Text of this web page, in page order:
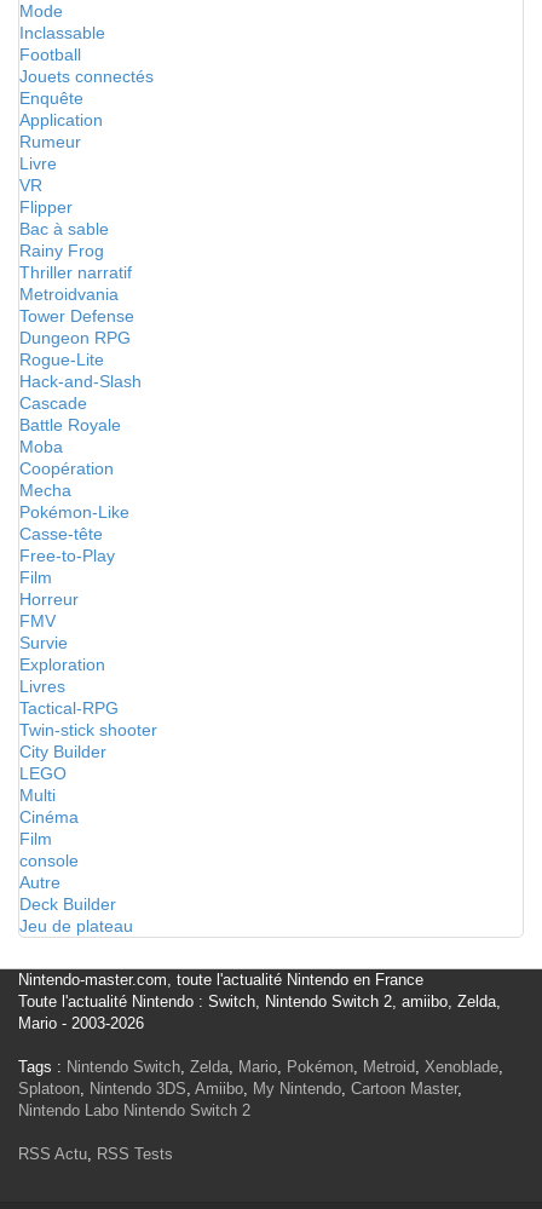
Mode
Inclassable
Football
Jouets connectés
Enquête
Application
Rumeur
Livre
VR
Flipper
Bac à sable
Rainy Frog
Thriller narratif
Metroidvania
Tower Defense
Dungeon RPG
Rogue-Lite
Hack-and-Slash
Cascade
Battle Royale
Moba
Coopération
Mecha
Pokémon-Like
Casse-tête
Free-to-Play
Film
Horreur
FMV
Survie
Exploration
Livres
Tactical-RPG
Twin-stick shooter
City Builder
LEGO
Multi
Cinéma
Film
console
Autre
Deck Builder
Jeu de plateau
Nintendo-master.com, toute l'actualité Nintendo en France
Toute l'actualité Nintendo : Switch, Nintendo Switch 2, amiibo, Zelda,
Mario - 2003-2026
Tags : Nintendo Switch, Zelda, Mario, Pokémon, Metroid, Xenoblade,
Splatoon, Nintendo 3DS, Amiibo, My Nintendo, Cartoon Master,
Nintendo Labo Nintendo Switch 2
RSS Actu, RSS Tests